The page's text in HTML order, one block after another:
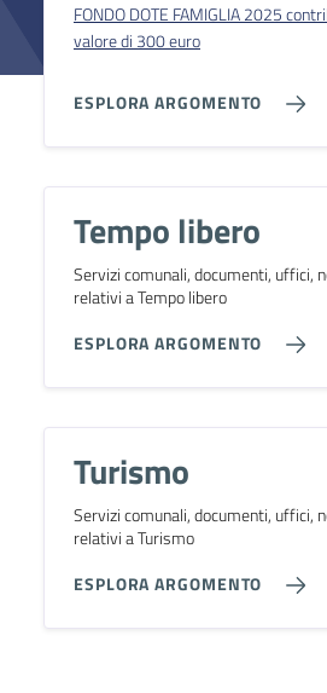
FONDO DOTE FAMIGLIA 2025
valore di 300 euro
ESPLORA ARGOMENTO
Tempo libero
Servizi comunali, documenti, uffici,
relativi a Tempo libero
ESPLORA ARGOMENTO
Turismo
Servizi comunali, documenti, uffici,
relativi a Turismo
ESPLORA ARGOMENTO